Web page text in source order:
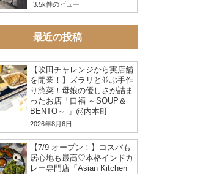
3.5k件のビュー
最近の投稿
【吹田チャレンジから実店舗
を開業！】ズラリと並ぶ手作
り惣菜！母娘の優しさが詰ま
ったお店「口福 ～SOUP＆
BENTO～ 」@内本町
2026年8月6日
【7/9 オープン！】コスパも
居心地も最高♡本格インドカ
レー専門店「Asian Kitchen